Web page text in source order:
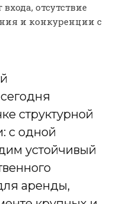
отсутствие
и конкуренции с
структурной
с одной
устойчивый
аренды,